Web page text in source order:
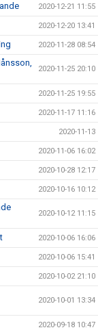
2020-12-21 11:55
2020-12-20 13:41
2020-11-28 08:54
2020-11-25 20:10
2020-11-25 19:55
2020-11-17 11:16
2020-11-13
2020-11-06 16:02
2020-10-28 12:17
2020-10-16 10:12
2020-10-12 11:15
2020-10-06 16:06
2020-10-06 15:41
2020-10-02 21:10
2020-10-01 13:34
2020-09-18 10:47